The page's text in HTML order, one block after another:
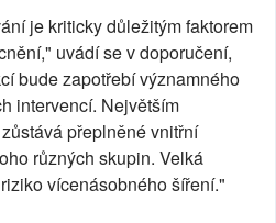
je kriticky důležitým faktorem
uvádí se v doporučení,
bude zapotřebí významného
intervencí. Největším
přeplněné vnitřní
různých skupin. Velká
vícenásobného šíření."